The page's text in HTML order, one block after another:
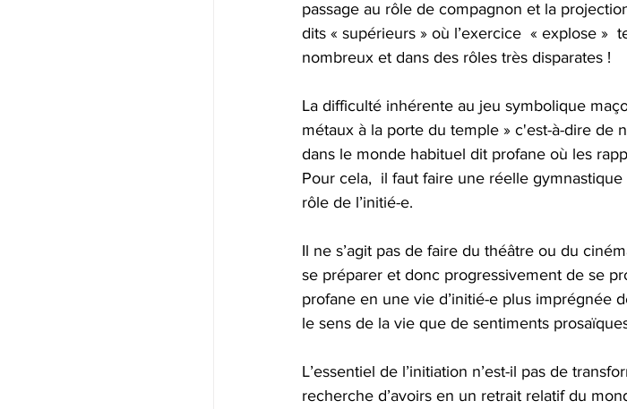
passage au rôle de compagnon et la
dits « supérieurs » où l’exercice  « explose »
nombreux et dans des rôles très disparates !
La difficulté inhérente au jeu symbolique
métaux à la porte du temple » c'est-à-dire de
dans le monde habituel dit profane où les
Pour cela,  il faut faire une réelle
rôle de l’initié-e.
Il ne s’agit pas de faire du théâtre ou du
se préparer et donc progressivement de se
profane en une vie d’initié-e plus imprégnée
le sens de la vie que de sentiments
L’essentiel de l’initiation n’est-il pas de
recherche d’avoirs en un retrait relatif du